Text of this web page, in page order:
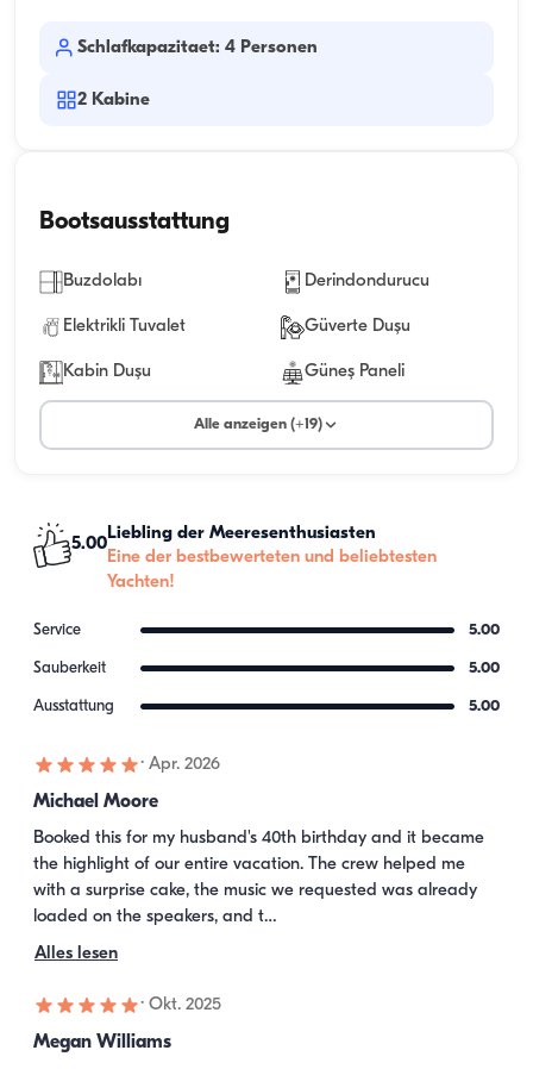
Schlafkapazitaet: 4 Personen
2 Kabine
Bootsausstattung
Buzdolabı Derindondurucu
Elektrikli Tuvalet Güverte Duşu
Kabin Duşu Güneş Paneli
Alle anzeigen (+19)
5.00
Liebling der Meeresenthusiasten
Eine der bestbewerteten und beliebtesten
Yachten!
Service 5.00
Sauberkeit 5.00
Ausstattung 5.00
· Apr. 2026
Michael Moore
Booked this for my husband's 40th birthday and it became
the highlight of our entire vacation. The crew helped me
with a surprise cake, the music we requested was already
loaded on the speakers, and t…
Alles lesen
· Okt. 2025
Megan Williams